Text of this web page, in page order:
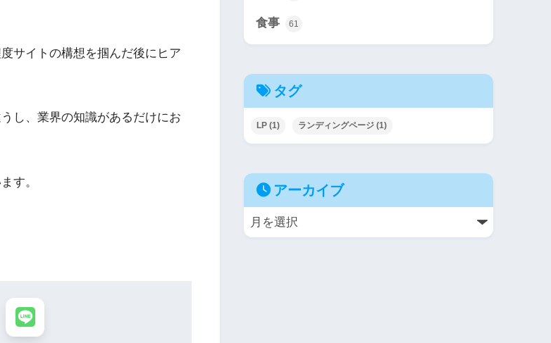
サイトの構想を掴んだ後にヒア
し、業界の知識があるだけにお
す。
食事 61
タグ
LP (1) ランディングページ (1)
アーカイブ